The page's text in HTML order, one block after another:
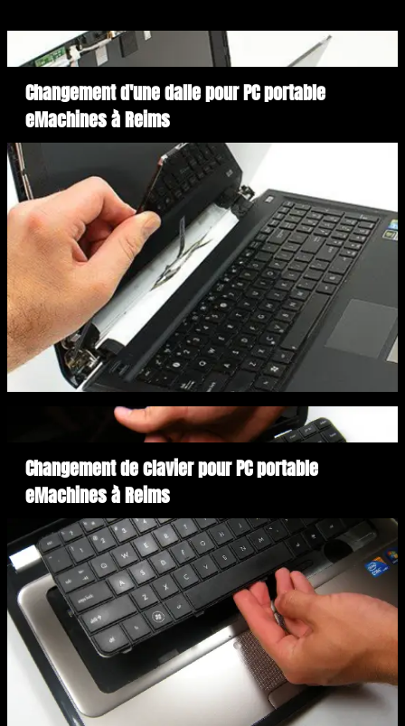
Changement d'une dalle pour PC portable
eMachines à Reims
Changement de clavier pour PC portable
eMachines à Reims